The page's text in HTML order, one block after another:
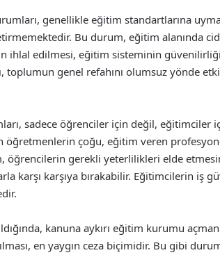
genellikle eğitim standartlarına
Bu durum, eğitim alanında
ihlal edilmesi, eğitim sisteminin
toplumun genel refahını olumsuz yönde
sadece öğrenciler için değil, eğitimciler
öğretmenlerin çoğu, eğitim veren
öğrencilerin gerekli yeterlilikleri elde
karşı karşıya bırakabilir. Eğitimcilerin iş
kanuna aykırı eğitim kurumu
en yaygın ceza biçimidir. Bu gibi